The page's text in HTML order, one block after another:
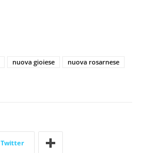
nuova gioiese
nuova rosarnese
Twitter